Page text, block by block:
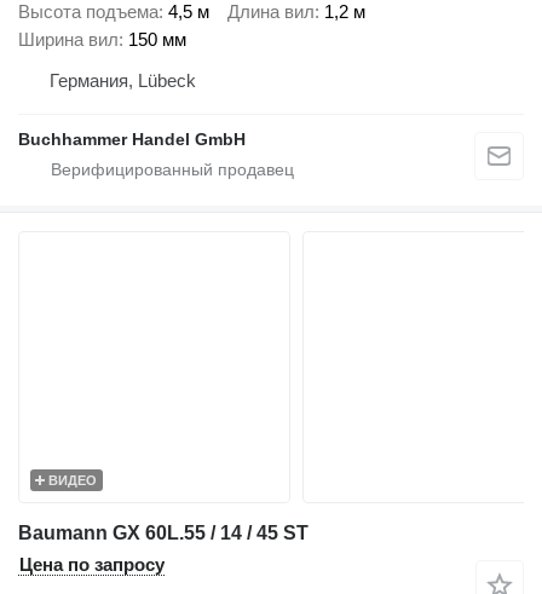
Высота подъема 4,5 м Длина вил 1,2 м
Ширина вил 150 мм
Германия, Lübeck
Buchhammer Handel GmbH
ВИДЕО
Baumann GX 60L.55 / 14 / 45 ST
Цена по запросу